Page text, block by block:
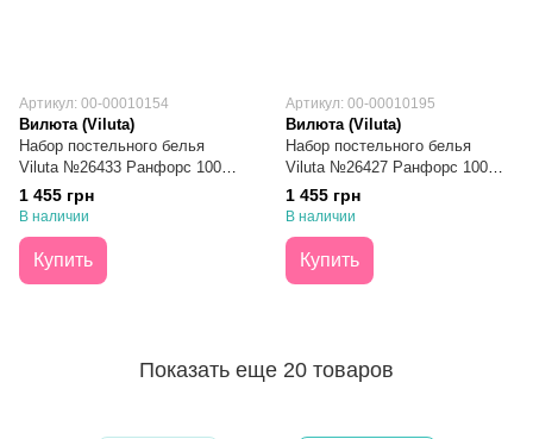
Артикул: 00-00010154
Вилюта (Viluta)
Набор постельного белья
Viluta №26433 Ранфорс 100%
Хлопок Семейный
1 455 грн
В наличии
Купить
Артикул: 00-00010195
Вилюта (Viluta)
Набор постельного белья
Viluta №26427 Ранфорс 100%
Хлопок Семейный
1 455 грн
В наличии
Купить
Показать еще 20 товаров